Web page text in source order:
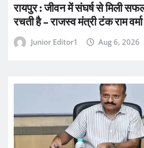
रायपुर : जीवन में संघर्ष से मिली
रचती है – राजस्व मंत्री टंक राम वर्मा
Junior Editor1 Aug 6, 2026